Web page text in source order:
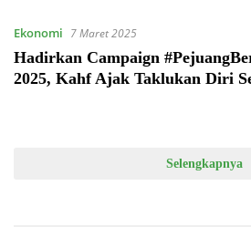
Ekonomi 7 Maret 2025
Hadirkan Campaign
2025, Kahf Ajak Taklukan Diri
Selengkapnya